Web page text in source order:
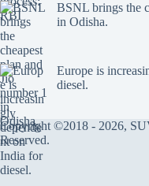
BSNL brings the
in Odisha.
Europe is
diesel.
Copyright ©2018 - 2026,
Reserved.